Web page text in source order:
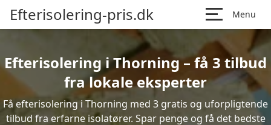
Efterisolering-pris.dk Menu
Efterisolering i Thorning – få 3 tilbud
fra lokale eksperter
Få efterisolering i Thorning med 3 gratis og uforpligtende
tilbud fra erfarne isolatører. Spar penge og få det bedste